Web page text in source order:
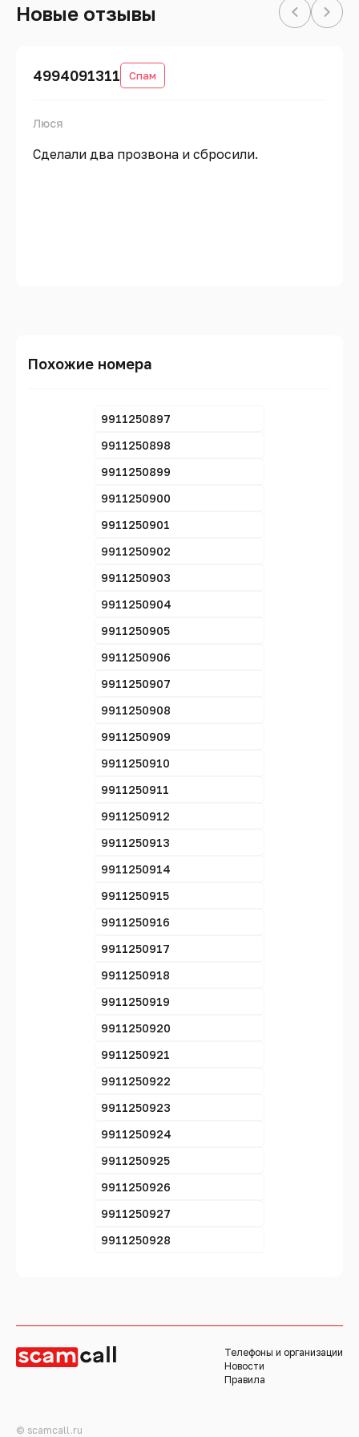
Новые отзывы
4994091311 Спам
Люся
Сделали два прозвона и сбросили.
Похожие номера
9911250897
9911250898
9911250899
9911250900
9911250901
9911250902
9911250903
9911250904
9911250905
9911250906
9911250907
9911250908
9911250909
9911250910
9911250911
9911250912
9911250913
9911250914
9911250915
9911250916
9911250917
9911250918
9911250919
9911250920
9911250921
9911250922
9911250923
9911250924
9911250925
9911250926
9911250927
9911250928
Телефоны и организации
Новости
Правила
© scamcall.ru